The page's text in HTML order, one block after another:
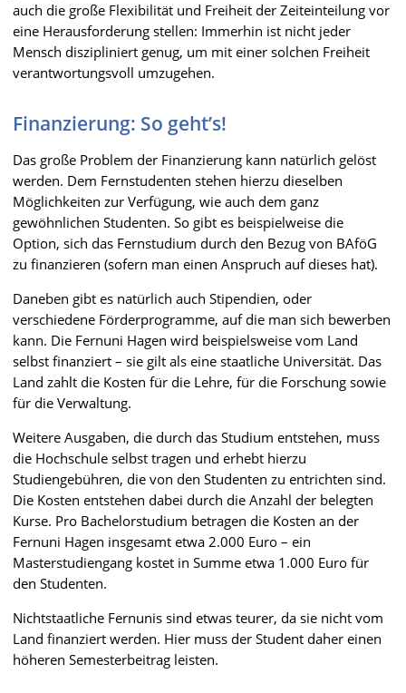
auch die große Flexibilität und Freiheit der Zeiteinteilung vor
eine Herausforderung stellen: Immerhin ist nicht jeder
Mensch diszipliniert genug, um mit einer solchen Freiheit
verantwortungsvoll umzugehen.
Finanzierung: So geht’s!
Das große Problem der Finanzierung kann natürlich gelöst
werden. Dem Fernstudenten stehen hierzu dieselben
Möglichkeiten zur Verfügung, wie auch dem ganz
gewöhnlichen Studenten. So gibt es beispielweise die
Option, sich das Fernstudium durch den Bezug von BAföG
zu finanzieren (sofern man einen Anspruch auf dieses hat).
Daneben gibt es natürlich auch Stipendien, oder
verschiedene Förderprogramme, auf die man sich bewerben
kann. Die Fernuni Hagen wird beispielsweise vom Land
selbst finanziert – sie gilt als eine staatliche Universität. Das
Land zahlt die Kosten für die Lehre, für die Forschung sowie
für die Verwaltung.
Weitere Ausgaben, die durch das Studium entstehen, muss
die Hochschule selbst tragen und erhebt hierzu
Studiengebühren, die von den Studenten zu entrichten sind.
Die Kosten entstehen dabei durch die Anzahl der belegten
Kurse. Pro Bachelorstudium betragen die Kosten an der
Fernuni Hagen insgesamt etwa 2.000 Euro – ein
Masterstudiengang kostet in Summe etwa 1.000 Euro für
den Studenten.
Nichtstaatliche Fernunis sind etwas teurer, da sie nicht vom
Land finanziert werden. Hier muss der Student daher einen
höheren Semesterbeitrag leisten.